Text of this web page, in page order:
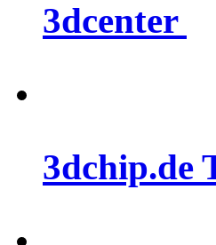
3dcenter
3dchip.de